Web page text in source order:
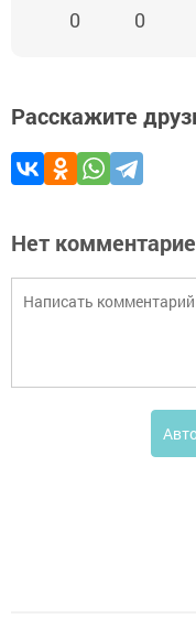
0 0
Расскажите
Нет